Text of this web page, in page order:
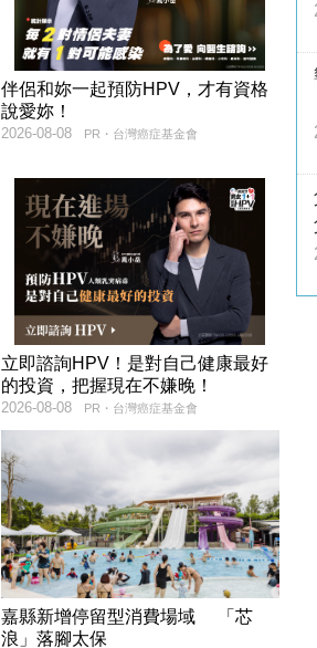
伴侶和妳一起預防HPV，才有資格
說愛妳！
PR・台灣癌症基金會
2026-08-08
立即諮詢HPV！是對自己健康最好
的投資，把握現在不嫌晚！
PR・台灣癌症基金會
2026-08-08
嘉縣新增停留型消費場域 「芯
浪」落腳太保